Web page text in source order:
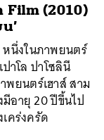
Film (2010)
’
หนึ่งในภาพยนตร์
าโล ปาโซลินี
พยนตร์เฮาส์ สาม
อายุ 20 ปีขึ้นไป
คร่งครัด